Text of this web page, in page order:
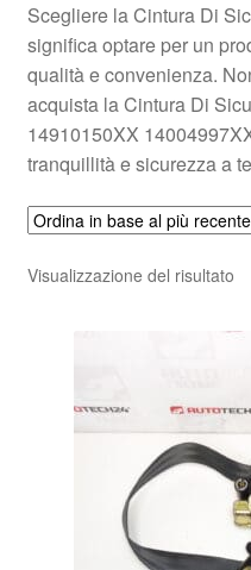
Scegliere la Cintura Di
significa optare per un
qualità e convenienza.
acquista la Cintura Di
14910150XX
tranquillità e sicurezza a
Visualizzazione del risultato